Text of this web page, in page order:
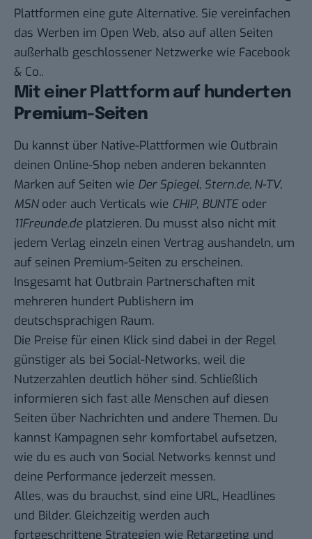
Plattformen eine gute Alternative. Sie vereinfachen
das Werben im Open Web, also auf allen Seiten
außerhalb geschlossener Netzwerke wie Facebook
& Co..
Mit einer Plattform auf hunderten
Premium-Seiten
Du kannst über Native-Plattformen wie Outbrain
deinen Online-Shop neben anderen bekannten
Marken auf Seiten wie Der Spiegel, Stern.de, N-TV,
MSNoder auch Verticals wie CHIP, BUNTEoder
11Freunde.deplatzieren. Du musst also nicht mit
jedem Verlag einzeln einen Vertrag aushandeln, um
auf seinen Premium-Seiten zu erscheinen.
Insgesamt hat Outbrain Partnerschaften mit
mehreren hundert Publishern im
deutschsprachigen Raum.
Die Preise für einen Klick sind dabei in der Regel
günstiger als bei Social-Networks, weil die
Nutzerzahlen deutlich höher sind. Schließlich
informieren sich fast alle Menschen auf diesen
Seiten über Nachrichten und andere Themen. Du
kannst Kampagnen sehr komfortabel aufsetzen,
wie du es auch von Social Networks kennst und
deine Performance jederzeit messen.
Alles, was du brauchst, sind eine URL, Headlines
und Bilder. Gleichzeitig werden auch
fortgeschrittene Strategien wie Retargeting und